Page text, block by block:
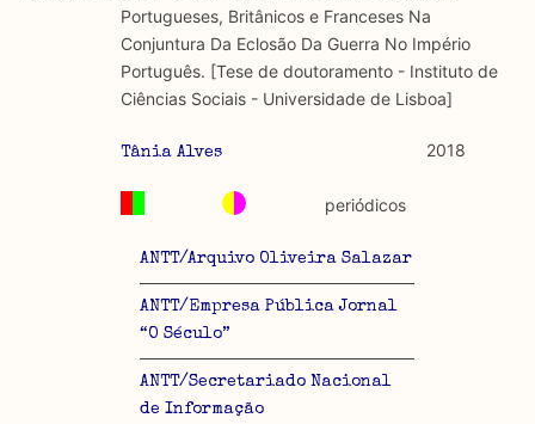
Portugueses, Britânicos e Franceses Na
Conjuntura Da Eclosão Da Guerra No Império
Português. [Tese de doutoramento - Instituto de
Ciências Sociais - Universidade de Lisboa]
Tânia Alves 2018
ANTT/Arquivo Oliveira Salazar
ANTT/Empresa Pública Jornal
“O Século”
ANTT/Secretariado Nacional
de Informação
periódicos